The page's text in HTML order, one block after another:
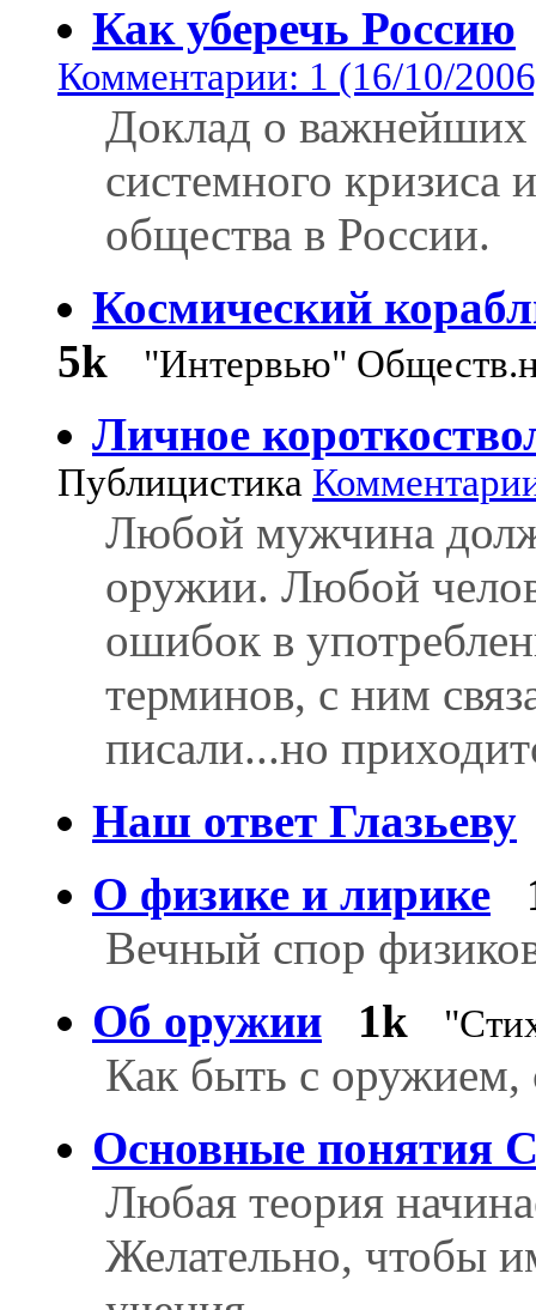
Как уберечь Россию
Комментарии: 1 (16/10/
Доклад о важнейших
системного кризиса
общества в России.
Космический
5k
"Интервью"
Личное
Публицистика
Любой мужчина
оружии. Любой
ошибок в
терминов, с ним
писали...но
Наш ответ Глазьеву
О физике и лирике
Вечный спор
Об оружии
1k
Как быть с
Основные понятия
Любая теория
Желательно, чтобы